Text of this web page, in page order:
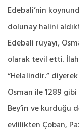
Edebali’nin
dolunay halini
Edebali rüyayı,
olarak tevil etti.
“Helalindir.” diyerek
Osman ile 1289
Bey’in ve kurduğu
evlilikten Çoban,